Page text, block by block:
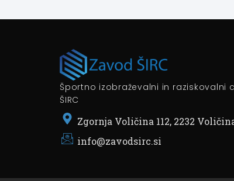
Športno izobraževalni in raziskovalni
ŠIRC
Zgornja Voličina 112, 2232
info@zavodsirc.si